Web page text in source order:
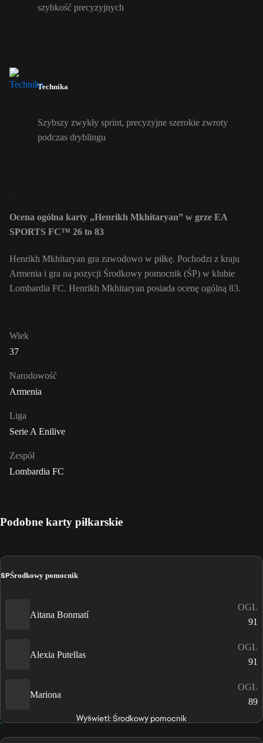
szybkość precyzyjnych
Technika
Szybszy zwykły sprint, precyzyjne szerokie zwroty
podczas dryblingu
Ocena ogólna karty „Henrikh Mkhitaryan” w grze EA
SPORTS FC™ 26 to 83
Henrikh Mkhitaryan gra zawodowo w piłkę. Pochodzi z kraju
Armenia i gra na pozycji Środkowy pomocnik (ŚP) w klubie
Lombardia FC. Henrikh Mkhitaryan posiada ocenę ogólną 83.
Wiek
37
Narodowość
Armenia
Liga
Serie A Enilive
Zespół
Lombardia FC
Podobne karty piłkarskie
ŚPŚrodkowy pomocnik
Aitana Bonmatí
OGL
91
Alexia Putellas
OGL
91
Mariona
OGL
89
Wyświetl: Środkowy pomocnik